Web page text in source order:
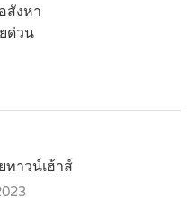
สังหา
ด่วน
ทาวน์เฮ้าส์